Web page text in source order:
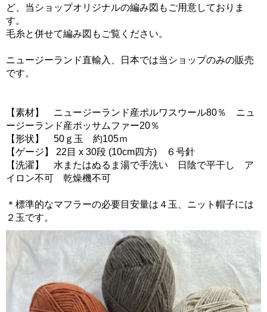
ど、当ショップオリジナルの編み図もご用意しておりま
す。
毛糸と併せて編み図もご覧ください。
ニュージーランド直輸入、日本では当ショップのみの販売
です。
【素材】 ニュージーランド産ポルワスウール80％ ニュ
ージーランド産ポッサムファー20％
【形状】 50ｇ玉 約105ｍ
【ゲージ】 22目 x 30段 (10cm四方) ６号針
【洗濯】 水またはぬるま湯で手洗い 日陰で平干し ア
イロン不可 乾燥機不可
＊標準的なマフラーの必要目安量は４玉、ニット帽子には
２玉です。